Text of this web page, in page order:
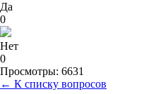
Да
0
Нет
0
Просмотры: 6631
← К списку вопросов